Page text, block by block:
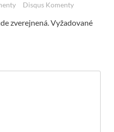
Disqus Komenty
zverejnená.Vyžadované